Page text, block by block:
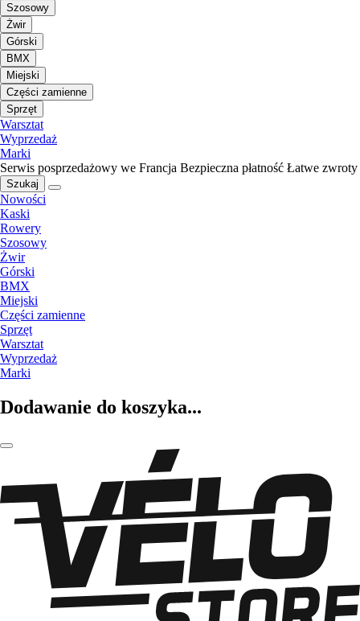
Szosowy
Żwir
Górski
BMX
Miejski
Części zamienne
Sprzęt
Warsztat
Wyprzedaż
Marki
Serwis posprzedażowy we Francja Bezpieczna płatność Łatwe zwroty
Szukaj
Nowości
Kaski
Rowery
Szosowy
Żwir
Górski
BMX
Miejski
Części zamienne
Sprzęt
Warsztat
Wyprzedaż
Marki
Dodawanie do koszyka...